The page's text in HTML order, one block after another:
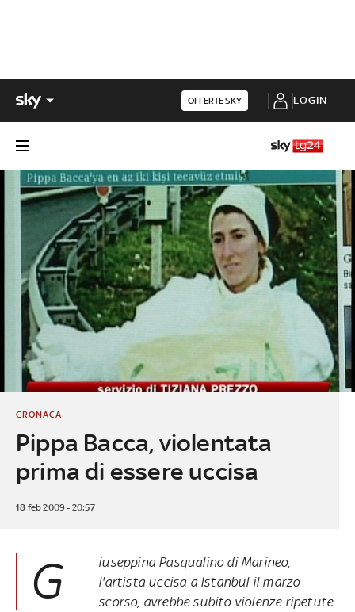
OFFERTE SKY LOGIN
Pippa Bacca, violentata
prima di essere uccisa
CRONACA
18 feb 2009 - 20:57
G
iuseppina Pasqualino di Marineo,
l'artista uccisa a Istanbul il marzo
scorso, avrebbe subito violenze ripetute